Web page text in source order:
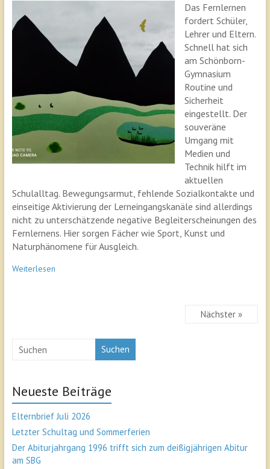
Das Fernlernen
fordert Schüler,
Lehrer und Eltern.
Schnell hat sich
am Schönborn-
Gymnasium
Routine und
Sicherheit
eingestellt. Der
souveräne
Umgang mit
Medien und
Technik hilft im
aktuellen
Schulalltag. Bewegungsarmut, fehlende Sozialkontakte und
einseitige Aktivierung der Lerneingangskanäle sind allerdings
nicht zu unterschätzende negative Begleiterscheinungen des
Fernlernens. Hier sorgen Fächer wie Sport, Kunst und
Naturphänomene für Ausgleich.
Weiterlesen
Nächster »
Suchen
Neueste Beiträge
Elternbrief Juli 2026
Letzter Schultag und Sommerferien
Der Abiturjahrgang 1996 trifft sich zum deißigjährigen Abitur
am SBG